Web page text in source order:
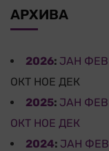
АРХИВА
2026: ЈАН ФЕВ
ОКТ НОЕ ДЕК
2025: ЈАН ФЕВ
ОКТ НОЕ ДЕК
2024: ЈАН ФЕВ